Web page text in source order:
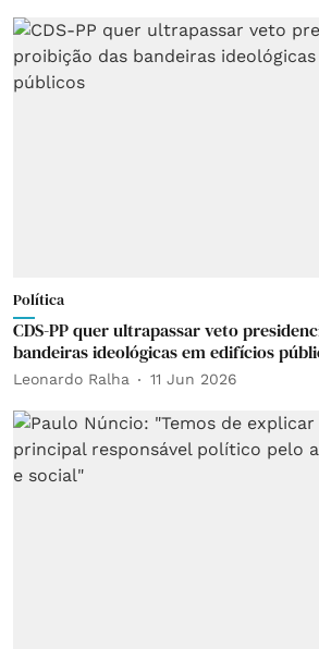
Política
CDS-PP quer ultrapassar veto
bandeiras ideológicas em edifícios
Leonardo Ralha 11 Jun 2026